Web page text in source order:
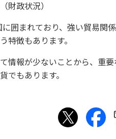
財政状況）
に囲まれており、強い貿易関
特徴もあります。
情報が少ないことから、重
でもあります。